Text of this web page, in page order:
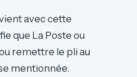
avec cette
que La Poste ou
remettre le pli au
mentionnée.